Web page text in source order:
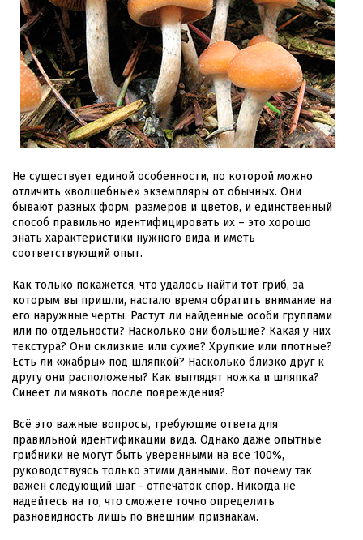
Не существует единой особенности, по которой можно
отличить «волшебные» экземпляры от обычных. Они
бывают разных форм, размеров и цветов, и единственный
способ правильно идентифицировать их – это хорошо
знать характеристики нужного вида и иметь
соответствующий опыт.
Как только покажется, что удалось найти тот гриб, за
которым вы пришли, настало время обратить внимание на
его наружные черты. Растут ли найденные особи группами
или по отдельности? Насколько они большие? Какая у них
текстура? Они склизкие или сухие? Хрупкие или плотные?
Есть ли «жабры» под шляпкой? Насколько близко друг к
другу они расположены? Как выглядят ножка и шляпка?
Синеет ли мякоть после повреждения?
Всё это важные вопросы, требующие ответа для
правильной идентификации вида. Однако даже опытные
грибники не могут быть уверенными на все 100%,
руководствуясь только этими данными. Вот почему так
важен следующий шаг - отпечаток спор. Никогда не
надейтесь на то, что сможете точно определить
разновидность лишь по внешним признакам.